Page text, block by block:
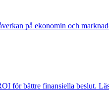
på ekonomin och
för bättre finansiella beslut.